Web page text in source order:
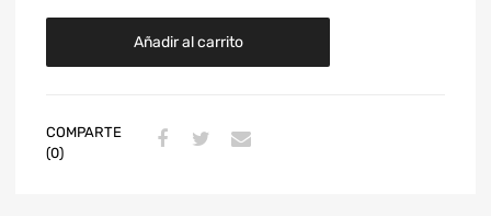
Añadir al carrito
COMPARTE
(0)